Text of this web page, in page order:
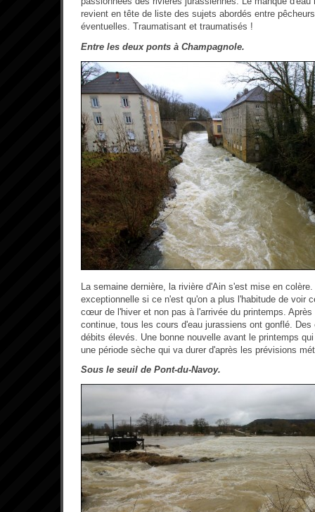
revient en tête de liste des sujets abordés entre
éventuelles. Traumatisant et traumatisés !
Entre les deux ponts à Champagnole.
La semaine dernière, la rivière d'Ain s'est mise en
exceptionnelle si ce n'est qu'on a plus l'habitude de voir
cœur de l'hiver et non pas à l'arrivée du printemps. Après
continue, tous les cours d'eau jurassiens ont gonflé.
débits élevés. Une bonne nouvelle avant le printemps
une période sèche qui va durer d'après les prévisions
Sous le seuil de Pont-du-Navoy.